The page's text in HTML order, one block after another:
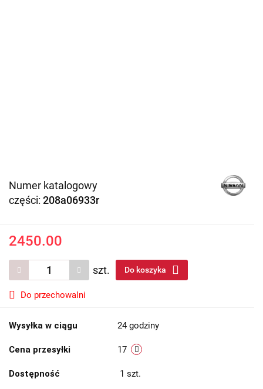
Numer katalogowy
części: 208a06933r
2450.00
szt. Do koszyka
Do przechowalni
Wysyłka w ciągu 24 godziny
Cena przesyłki 17
Dostępność 1 szt.